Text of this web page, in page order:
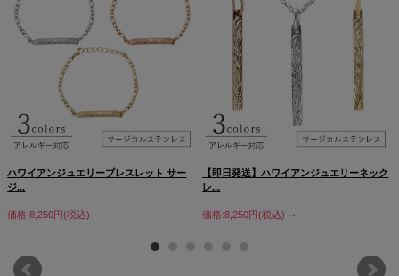
ハワイアンジュエリーブレスレット サー
ジ...
価格:8,250円(税込)
【即日発送】ハワイアンジュエリーネック
レ...
価格:8,250円(税込) ～